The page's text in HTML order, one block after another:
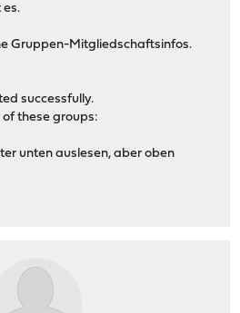
es.
Gruppen-Mitgliedschaftsinfos.
successfully.
these groups:
unten auslesen, aber oben